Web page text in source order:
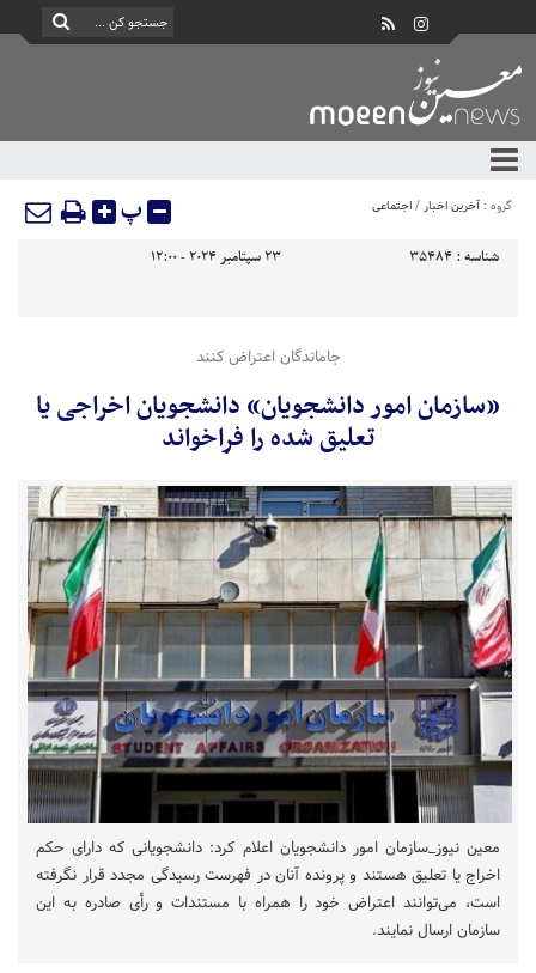
گروه : آخرین اخبار/اجتماعی پ
شناسه : 35484 23 سپتامبر 2024 - 12:00
جاماندگان اعتراض کنند
«سازمان امور دانشجویان» دانشجویان اخراجی یا
تعلیق شده را فراخواند
معین نیوز_سازمان امور دانشجویان اعلام کرد: دانشجویانی که دارای حکم
اخراج یا تعلیق هستند و پرونده آنان در فهرست رسیدگی مجدد قرار نگرفته
است، می‌توانند اعتراض خود را همراه با مستندات و رأی صادره به این
سازمان ارسال نمایند.